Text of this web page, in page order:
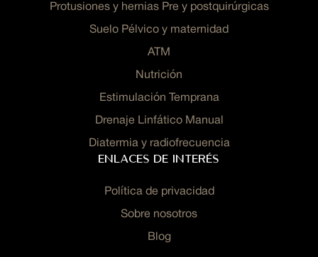
Protusiones y hernias Pre y postquirúrgicas
Suelo Pélvico y maternidad
ATM
Nutrición
Estimulación Temprana
Drenaje Linfático Manual
Diatermia y radiofrecuencia
Enlaces de interés
Política de privacidad
Sobre nosotros
Blog